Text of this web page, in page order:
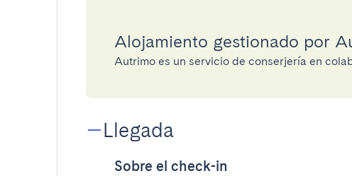
Alojamiento gestionado por
Autrimo es un servicio de conserjería en
Llegada
Sobre el check-in